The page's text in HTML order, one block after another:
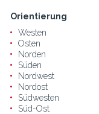
Orientierung
Westen
Osten
Norden
Süden
Nordwest
Nordost
Südwesten
Süd-Ost